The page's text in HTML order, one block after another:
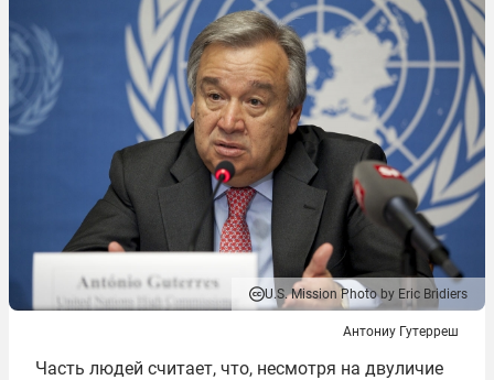
U.S. Mission Photo by Eric Bridiers
Антониу Гутерреш
Часть людей считает, что, несмотря на двуличие